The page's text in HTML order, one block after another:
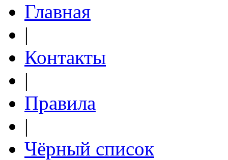
Главная
|
Контакты
|
Правила
|
Чёрный список